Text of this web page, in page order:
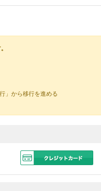
」から移行を進める